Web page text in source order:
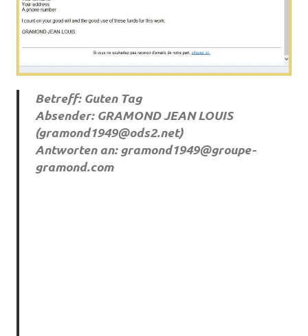
Betreff: Guten Tag
Absender: GRAMOND JEAN LOUIS
(gramond1949@ods2.net)
Antworten an: gramond1949@groupe-
gramond.com